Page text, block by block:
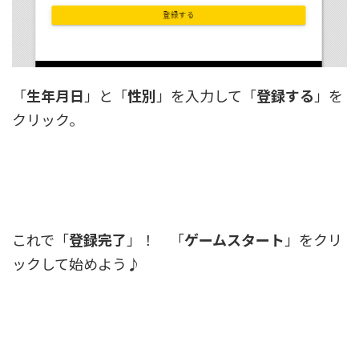
「生年月日」と「性別」を入力して「登録する」を
クリック。
これで「登録完了」！ 「ゲームスタート」をクリ
ックして始めよう♪